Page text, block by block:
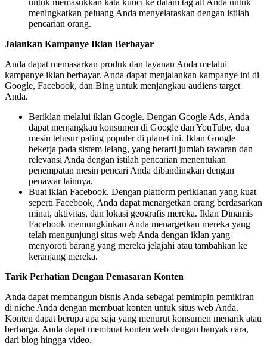
untuk memasukkan kata kunci ke dalam tag alt Anda untuk
meningkatkan peluang Anda menyelaraskan dengan istilah
pencarian orang.
Jalankan Kampanye Iklan Berbayar
Anda dapat memasarkan produk dan layanan Anda melalui
kampanye iklan berbayar. Anda dapat menjalankan kampanye ini di
Google, Facebook, dan Bing untuk menjangkau audiens target
Anda.
Beriklan melalui iklan Google. Dengan Google Ads, Anda
dapat menjangkau konsumen di Google dan YouTube, dua
mesin telusur paling populer di planet ini. Iklan Google
bekerja pada sistem lelang, yang berarti jumlah tawaran dan
relevansi Anda dengan istilah pencarian menentukan
penempatan mesin pencari Anda dibandingkan dengan
penawar lainnya.
Buat iklan Facebook. Dengan platform periklanan yang kuat
seperti Facebook, Anda dapat menargetkan orang berdasarkan
minat, aktivitas, dan lokasi geografis mereka. Iklan Dinamis
Facebook memungkinkan Anda menargetkan mereka yang
telah mengunjungi situs web Anda dengan iklan yang
menyoroti barang yang mereka jelajahi atau tambahkan ke
keranjang mereka.
Tarik Perhatian Dengan Pemasaran Konten
Anda dapat membangun bisnis Anda sebagai pemimpin pemikiran
di niche Anda dengan membuat konten untuk situs web Anda.
Konten dapat berupa apa saja yang menurut konsumen menarik atau
berharga. Anda dapat membuat konten web dengan banyak cara,
dari blog hingga video.